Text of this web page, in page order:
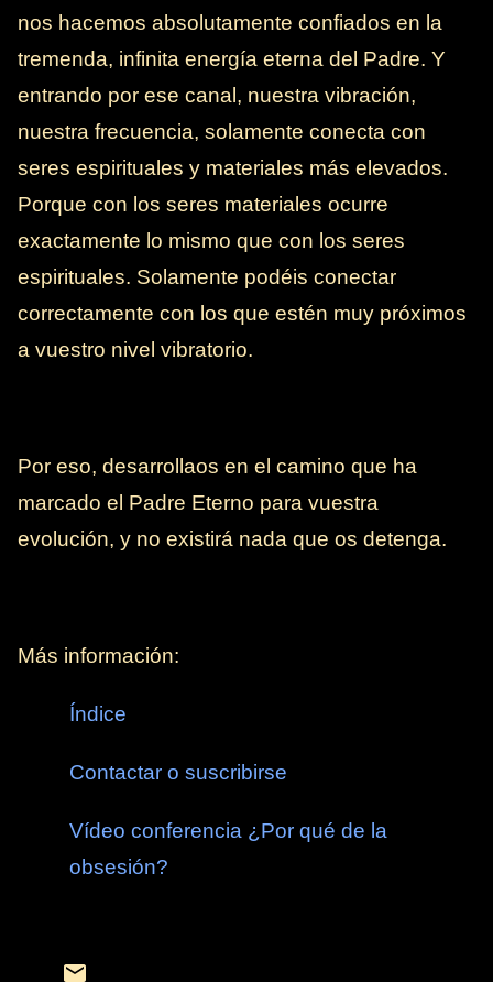
nos hacemos absolutamente confiados en la
tremenda, infinita energía eterna del Padre. Y
entrando por ese canal, nuestra vibración,
nuestra frecuencia, solamente conecta con
seres espirituales y materiales más elevados.
Porque con los seres materiales ocurre
exactamente lo mismo que con los seres
espirituales. Solamente podéis conectar
correctamente con los que estén muy próximos
a vuestro nivel vibratorio.
Por eso, desarrollaos en el camino que ha
marcado el Padre Eterno para vuestra
evolución, y no existirá nada que os detenga.
Más información:
Índice
Contactar o suscribirse
Vídeo conferencia ¿Por qué de la
obsesión?